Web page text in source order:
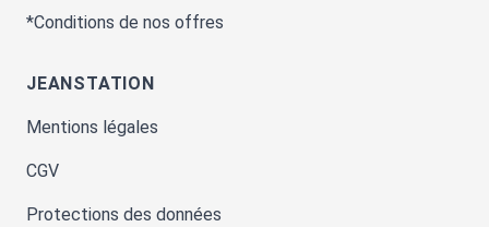
*Conditions de nos offres
JEANSTATION
Mentions légales
CGV
Protections des données